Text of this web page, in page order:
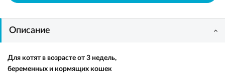
Описание
Для котят в возрасте от 3 недель,
беременных и кормящих кошек